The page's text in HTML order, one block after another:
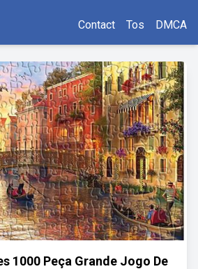
Contact Tos DMCA
1000 Peça Grande Jogo De